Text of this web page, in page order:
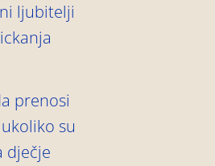
ljubitelji
prenosi
su
dječje